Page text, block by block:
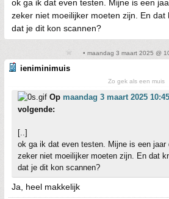
ok ga ik dat even testen. Mijne is een
zeker niet moeilijker moeten zijn. En
dat je dit kon scannen?
• maandag 3 maart 2025 @
ieniminimuis
Zo gek als een muis
Op maandag 3 maart 2025 10:45
volgende:
[..]
ok ga ik dat even testen. Mijne is een jaar
zeker niet moeilijker moeten zijn. En dat
dat je dit kon scannen?
Ja, heel makkelijk